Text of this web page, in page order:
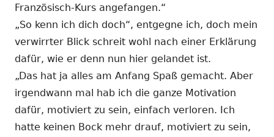
Französisch-Kurs angefangen.“
„So kenn ich dich doch“, entgegne ich, doch mein
verwirrter Blick schreit wohl nach einer Erklärung
dafür, wie er denn nun hier gelandet ist.
„Das hat ja alles am Anfang Spaß gemacht. Aber
irgendwann mal hab ich die ganze Motivation
dafür, motiviert zu sein, einfach verloren. Ich
hatte keinen Bock mehr drauf, motiviert zu sein,